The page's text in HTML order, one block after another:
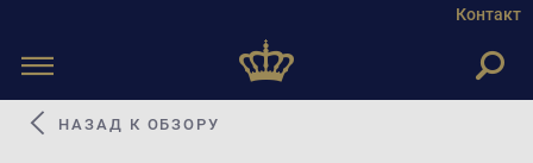
Контакт
Toggle
НАЗАД К ОБЗОРУ